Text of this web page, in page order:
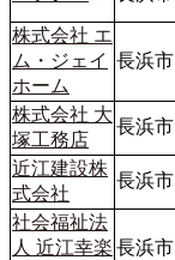
株式会社 エ
ム・ジェイ
ホーム
長浜市
株式会社 大
塚工務店
長浜市
近江建設株
式会社
長浜市
社会福祉法
人 近江幸楽 長浜市